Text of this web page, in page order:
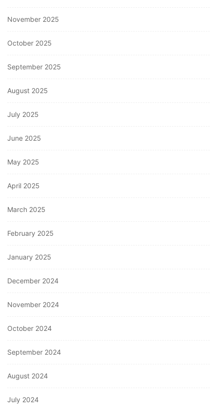
November 2025
October 2025
September 2025
August 2025
July 2025
June 2025
May 2025
April 2025
March 2025
February 2025
January 2025
December 2024
November 2024
October 2024
September 2024
August 2024
July 2024